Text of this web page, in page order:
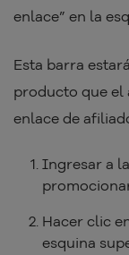
enlace” en la
Esta barra
producto que el
enlace de
Ingresar a
Hacer clic
esquina